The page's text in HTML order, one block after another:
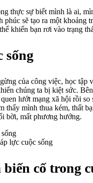
thực sự biết mình là ai,
phúc sẽ tạo ra một khoảng
khiến bạn rơi vào trạng
sống
của công việc, học tập
chúng ta bị kiệt sức.
lướt mạng xã hội rồi so
thấy mình thua kém, thất
bời, mất phương hướng.
lực cuộc sống
cố trong